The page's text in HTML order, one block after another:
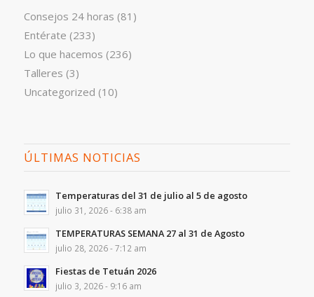
Consejos 24 horas (81)
Entérate (233)
Lo que hacemos (236)
Talleres (3)
Uncategorized (10)
ÚLTIMAS NOTICIAS
Temperaturas del 31 de julio al 5 de agosto
julio 31, 2026 - 6:38 am
TEMPERATURAS SEMANA 27 al 31 de Agosto
julio 28, 2026 - 7:12 am
Fiestas de Tetuán 2026
julio 3, 2026 - 9:16 am